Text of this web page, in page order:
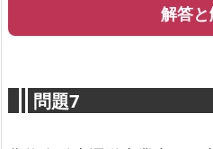
解答
問題7